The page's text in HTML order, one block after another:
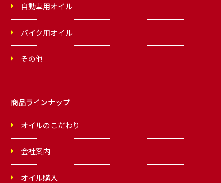
自動車用オイル
バイク用オイル
その他
商品ラインナップ
オイルのこだわり
会社案内
オイル購入